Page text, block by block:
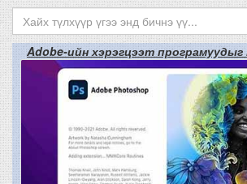
Adobe-ийн хэрэгцээт